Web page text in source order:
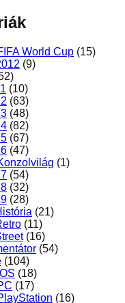
World Cup (15)
(9)
(10)
(63)
(48)
(82)
(67)
(47)
(1)
(54)
(32)
(28)
(21)
(11)
(16)
(54)
(104)
(18)
(17)
(16)